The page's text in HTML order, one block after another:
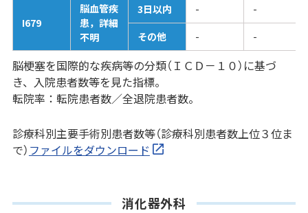
I679
脳血管疾
患，詳細
不明
3日以内 -
-
その他
- -
脳梗塞を国際的な疾病等の分類（ＩＣＤ－１０）に基づ
き、入院患者数等を見た指標。
転院率：転院患者数／全退院患者数。
診療科別主要手術別患者数等（診療科別患者数上位３位ま
で） ファイルをダウンロード
消化器外科